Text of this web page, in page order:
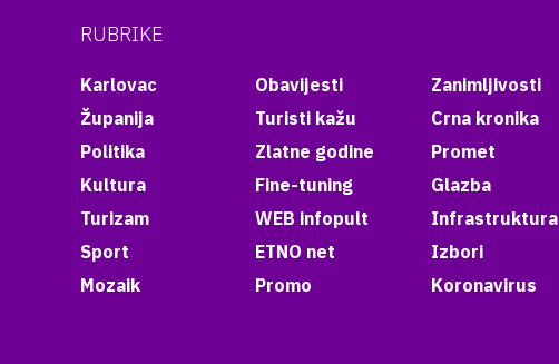
RUBRIKE
Karlovac
Županija
Politika
Kultura
Turizam
Sport
Mozaik
Obavijesti
Turisti kažu
Zlatne godine
Fine-tuning
WEB infopult
ETNO net
Promo
Zanimljivosti
Crna kronika
Promet
Glazba
Infrastruktura
Izbori
Koronavirus